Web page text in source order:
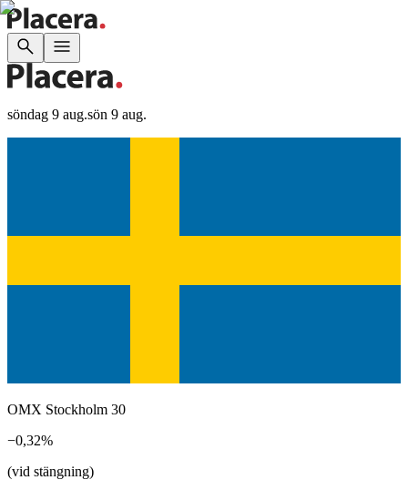
söndag 9 aug.sön 9 aug.
OMX Stockholm 30
−0,32%
(vid stängning)